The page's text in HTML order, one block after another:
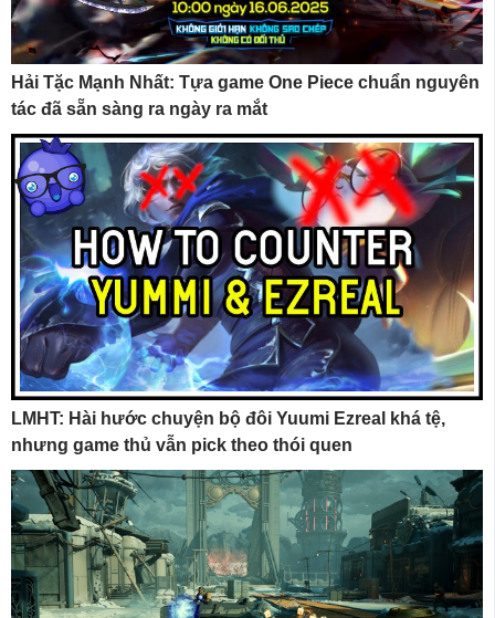
Hải Tặc Mạnh Nhất: Tựa game One Piece chuẩn nguyên
tác đã sẵn sàng ra ngày ra mắt
LMHT: Hài hước chuyện bộ đôi Yuumi Ezreal khá tệ,
nhưng game thủ vẫn pick theo thói quen